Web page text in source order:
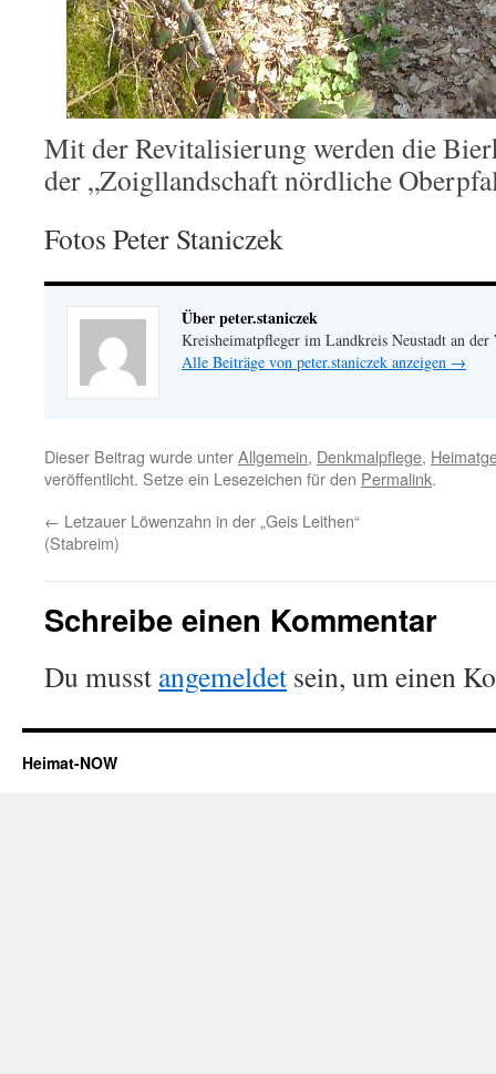
Mit der Revitalisierung werden die
der „Zoigllandschaft nördliche
Fotos Peter Staniczek
Über peter.staniczek
Kreisheimatpfleger im Landkreis Neustadt an der
Alle Beiträge von peter.staniczek anzeigen →
Dieser Beitrag wurde unterAllgemein, Denkmalpflege,
veröffentlicht. Setze ein Lesezeichen für den Permalink.
← Letzauer Löwenzahn in der „Geis Leithen“
(Stabreim)
Schreibe einen Kommentar
Du musst angemeldet sein, um einen
Heimat-NOW